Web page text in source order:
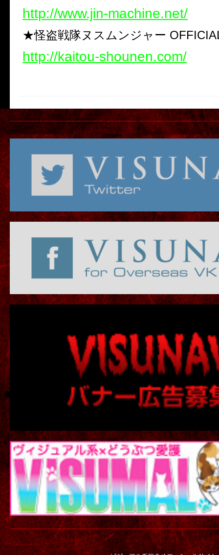
http://www.jin-machine.net/
★怪盗戦隊ヌスムンジャー
http://kaitou-shounen.com/